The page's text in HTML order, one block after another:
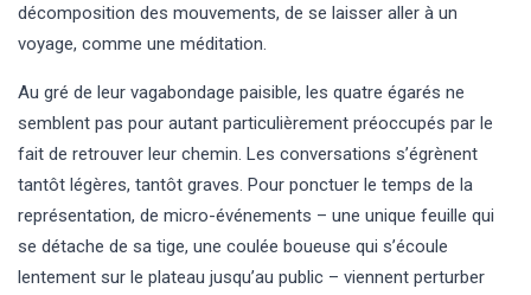
décomposition des mouvements, de se laisser aller à un
voyage, comme une méditation.
Au gré de leur vagabondage paisible, les quatre égarés ne
semblent pas pour autant particulièrement préoccupés par le
fait de retrouver leur chemin. Les conversations s’égrènent
tantôt légères, tantôt graves. Pour ponctuer le temps de la
représentation, de micro-événements – une unique feuille qui
se détache de sa tige, une coulée boueuse qui s’écoule
lentement sur le plateau jusqu’au public – viennent perturber